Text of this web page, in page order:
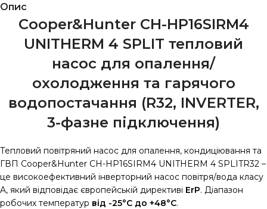
Опис
Cooper&Hunter CH-HP16SIRM4
UNITHERM 4 SPLIT тепловий
насос для опалення/
охолодження та гарячого
водопостачання (R32, INVERTER,
3-фазне підключення)
Тепловий повітряний насос для опалення, кондиціювання та
ГВП Cooper&Hunter CH-HP16SIRM4 UNITHERM 4 SPLITR32 –
це високоефективний інверторний насос повітря/вода класу
A, який відповідає європейській директиві ErP. Діапазон
робочих температур від -25°С до +48°С.